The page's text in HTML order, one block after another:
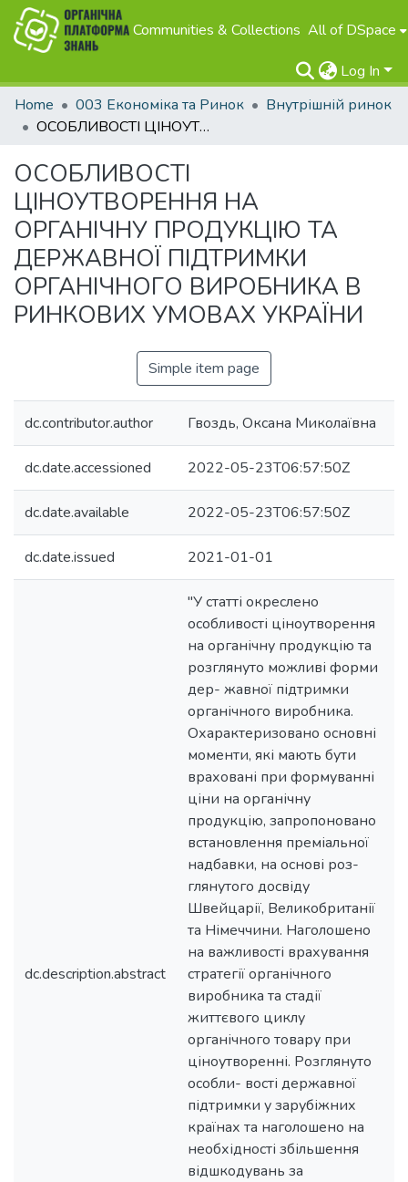
Communities & Collections All of DSpace
Log In
Home
003 Економіка та Ринок
Внутрішній ринок
ОСОБЛИВОСТІ ЦІНОУТВОРЕННЯ НА ОРГАНІЧНУ ПРОДУКЦІЮ ТА ДЕРЖАВНОЇ ПІДТРИМКИ ОРГАНІЧНОГО ВИРОБНИКА В РИНКОВИХ УМОВАХ УКРАЇНИ
ОСОБЛИВОСТІ
ЦІНОУТВОРЕННЯ НА
ОРГАНІЧНУ ПРОДУКЦІЮ ТА
ДЕРЖАВНОЇ ПІДТРИМКИ
ОРГАНІЧНОГО ВИРОБНИКА В
РИНКОВИХ УМОВАХ УКРАЇНИ
Simple item page
dc.contributor.author Гвоздь, Оксана Миколаївна
dc.date.accessioned 2022-05-23T06:57:50Z
dc.date.available 2022-05-23T06:57:50Z
dc.date.issued 2021-01-01
dc.description.abstract
"У статті окреслено
особливості ціноутворення
на органічну продукцію та
розглянуто можливі форми
дер- жавної підтримки
органічного виробника.
Охарактеризовано основні
моменти, які мають бути
враховані при формуванні
ціни на органічну
продукцію, запропоновано
встановлення преміальної
надбавки, на основі роз-
глянутого досвіду
Швейцарії, Великобританії
та Німеччини. Наголошено
на важливості врахування
стратегії органічного
виробника та стадії
життєвого циклу
органічного товару при
ціноутворенні. Розглянуто
особли- вості державної
підтримки у зарубіжних
країнах та наголошено на
необхідності збільшення
відшкодувань за